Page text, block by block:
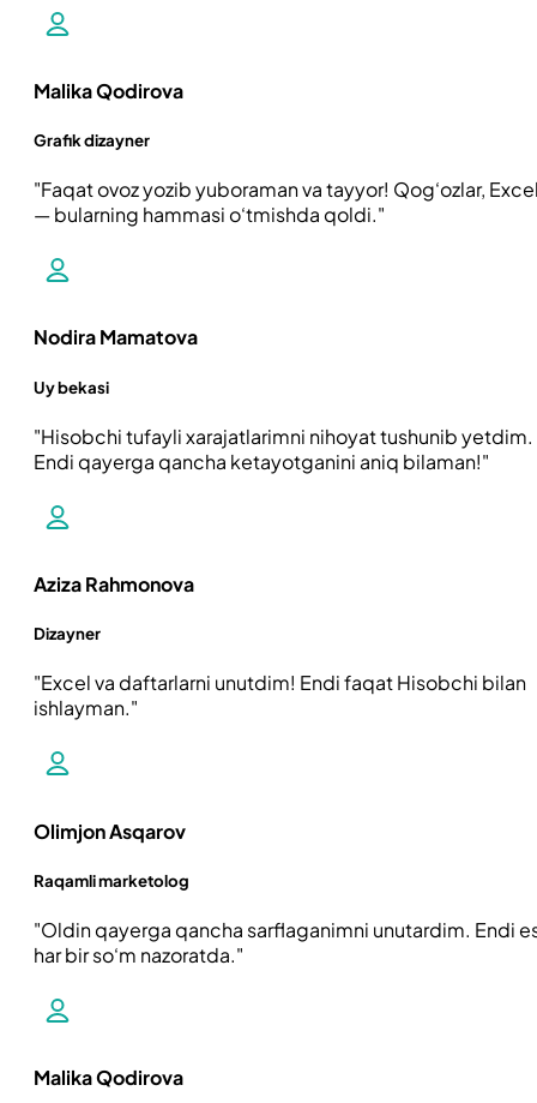
Malika Qodirova
Grafik dizayner
Faqat ovoz yozib yuboraman va tayyor! Qog‘ozlar,
— bularning hammasi o‘tmishda qoldi.
Nodira Mamatova
Uy bekasi
Hisobchi tufayli xarajatlarimni nihoyat tushunib yetdim.
Endi qayerga qancha ketayotganini aniq bilaman!
Aziza Rahmonova
Dizayner
Excel va daftarlarni unutdim! Endi faqat Hisobchi bilan
ishlayman.
Olimjon Asqarov
Raqamli marketolog
Oldin qayerga qancha sarflaganimni unutardim. Endi
har bir so‘m nazoratda.
Malika Qodirova